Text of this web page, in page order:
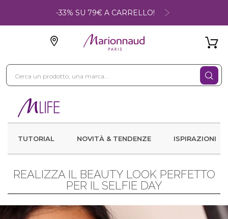
-33% SU 79€ A CARRELLO!
TUTORIAL NOVITÀ & TENDENZE ISPIRAZIONI
REALIZZA IL BEAUTY LOOK PERFETTO
PER IL SELFIE DAY